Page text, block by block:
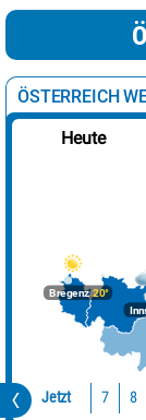
ÖSTERREICH
Heute
Bregenz20°
Jetzt 7 8